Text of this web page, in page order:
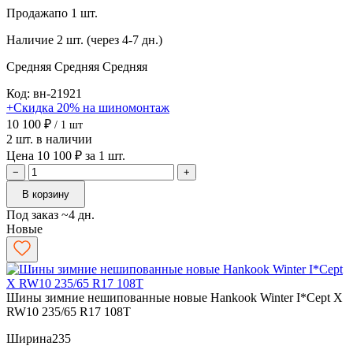
Продажапо 1 шт.
Наличие 2 шт. (через 4-7 дн.)
Средняя Средняя Средняя
Код: вн-21921
+Скидка 20% на шиномонтаж
10 100 ₽ / 1 шт
2 шт. в наличии
Цена 10 100 ₽ за 1 шт.
−
+
В корзину
Под заказ ~4 дн.
Новые
Шины зимние нешипованные новые Hankook Winter I*Cept X
RW10 235/65 R17 108T
Ширина235